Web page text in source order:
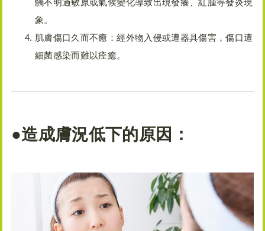
觸不明過敏原或氣候變化導致出現發癢、紅腫等發炎現
象。
肌膚傷口久而不癒：經外物入侵或遭器具傷害，傷口遭
細菌感染而難以痊癒。
●造成膚況低下的原因：